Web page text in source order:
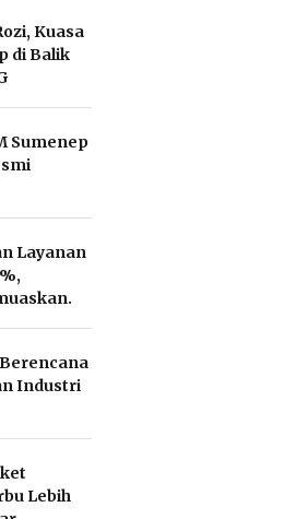
Kuasa
di Balik
Sumenep
Layanan
Industri
Lebih